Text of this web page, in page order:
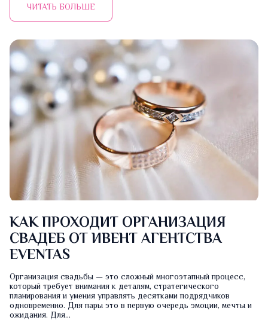
ЧИТАТЬ БОЛЬШЕ
КАК ПРОХОДИТ ОРГАНИЗАЦИЯ
СВАДЕБ ОТ ИВЕНТ АГЕНТСТВА
EVENTAS
Организация свадьбы — это сложный многоэтапный процесс,
который требует внимания к деталям, стратегического
планирования и умения управлять десятками подрядчиков
одновременно. Для пары это в первую очередь эмоции, мечты и
ожидания. Для...